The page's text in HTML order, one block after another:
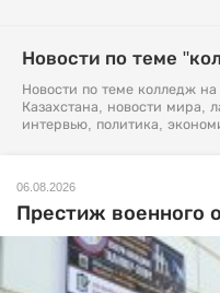
Новости по теме
Новости по теме колледж
Казахстана, новости мира,
интервью, политика,
06.08.2026
Престиж военного